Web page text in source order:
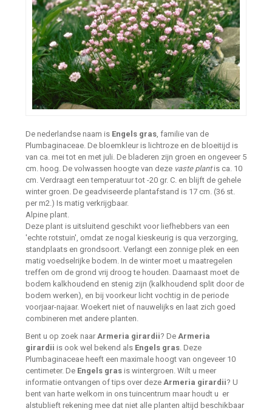
De nederlandse naam is Engels gras, familie van de
Plumbaginaceae. De bloemkleur is lichtroze en de bloeitijd is
van ca. mei tot en met juli. De bladeren zijn groen en ongeveer 5
cm. hoog. De volwassen hoogte van deze vaste plantis ca. 10
cm. Verdraagt een temperatuur tot -20 gr. C. en blijft de gehele
winter groen. De geadviseerde plantafstand is 17 cm. (36 st.
per m2.) Is matig verkrijgbaar.
Alpine plant.
Deze plant is uitsluitend geschikt voor liefhebbers van een
'echte rotstuin', omdat ze nogal kieskeurig is qua verzorging,
standplaats en grondsoort. Verlangt een zonnige plek en een
matig voedselrijke bodem. In de winter moet u maatregelen
treffen om de grond vrij droog te houden. Daarnaast moet de
bodem kalkhoudend en stenig zijn (kalkhoudend split door de
bodem werken), en bij voorkeur licht vochtig in de periode
voorjaar-najaar. Woekert niet of nauwelijks en laat zich goed
combineren met andere planten.
Bent u op zoek naar Armeria girardii? De Armeria
girardii is ook wel bekend als Engels gras. Deze
Plumbaginaceae heeft een maximale hoogt van ongeveer 10
centimeter. De Engels gras is wintergroen. Wilt u meer
informatie ontvangen of tips over deze Armeria girardii? U
bent van harte welkom in ons tuincentrum maar houdt u er
alstublieft rekening mee dat niet alle planten altijd beschikbaar